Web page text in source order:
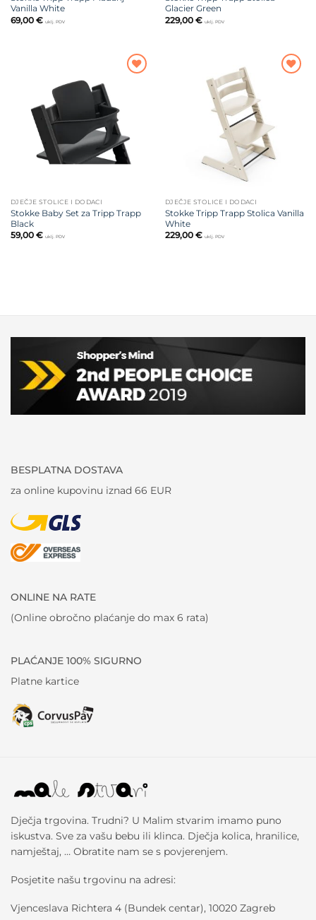
Vanilla White
69,00 € uklj. PDV
Glacier Green
229,00 € uklj. PDV
DJEČJE STOLICE I DODACI
Stokke Baby Set za Tripp Trapp
Black
59,00 € uklj. PDV
DJEČJE STOLICE I DODACI
Stokke Tripp Trapp Stolica Vanilla
White
229,00 € uklj. PDV
BESPLATNA DOSTAVA
za online kupovinu iznad 66 EUR
ONLINE NA RATE
(Online obročno plaćanje do max 6 rata)
PLAĆANJE 100% SIGURNO
Platne kartice
Dječja trgovina. Trudni? U Malim stvarim imamo puno
iskustva. Sve za vašu bebu ili klinca. Dječja kolica, hranilice,
namještaj, … Obratite nam se s povjerenjem.
Posjetite našu trgovinu na adresi:
Vjenceslava Richtera 4 (Bundek centar), 10020 Zagreb